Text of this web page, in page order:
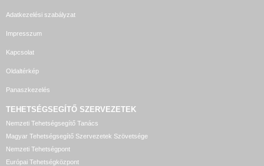
Adatkezelési szabályzat
Impresszum
Kapcsolat
Oldaltérkép
Panaszkezelés
TEHETSÉGSEGÍTŐ SZERVEZETEK
Nemzeti Tehetségsegítő Tanács
Magyar Tehetségsegítő Szervezetek Szövetsége
Nemzeti Tehetségpont
Európai Tehetségközpont